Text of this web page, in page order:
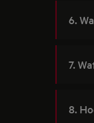
6.
7.
8.